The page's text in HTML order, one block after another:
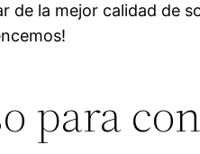
de la mejor calidad de
para